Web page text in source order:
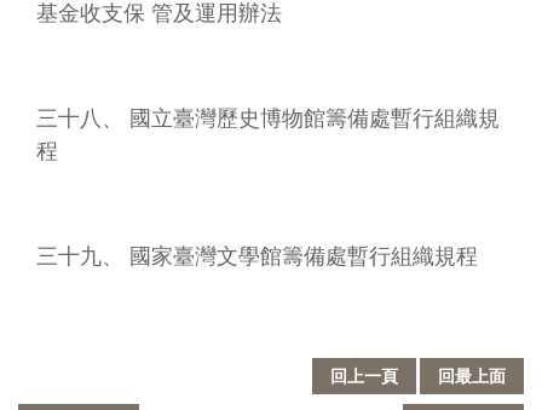
基金收支保 管及運用辦法
三十八、 國立臺灣歷史博物館籌備處暫行組織規
程
三十九、 國家臺灣文學館籌備處暫行組織規程
回上一頁 回最上面